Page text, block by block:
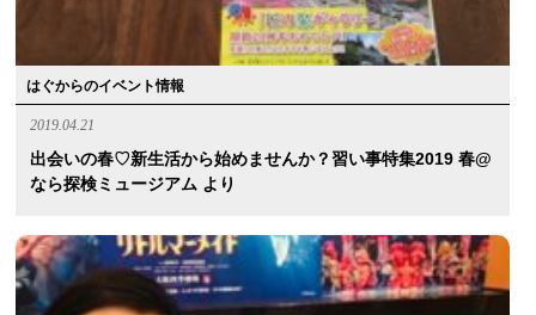
はぐからのイベント情報
2019.04.21
出会いの春♡新生活から始めませんか？習い事特集2019 春@
なら探検ミュージアム より